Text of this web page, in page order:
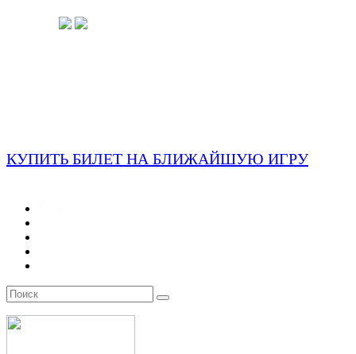
КУПИТЬ БИЛЕТ НА БЛИЖАЙШУЮ ИГРУ